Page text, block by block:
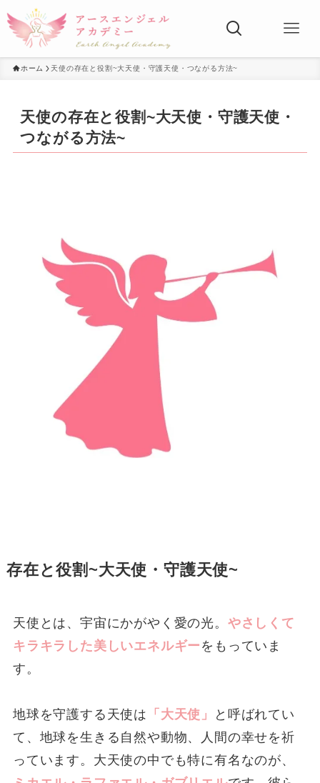
ホーム 天使の存在と役割~大天使・守護天使・つながる方法~
天使の存在と役割~大天使・守護天使・
つながる方法~
存在と役割~大天使・守護天使~
天使とは、宇宙にかがやく愛の光。 やさしくて
キラキラした美しいエネルギー をもっていま
す。
地球を守護する天使は 「大天使」
と呼ばれてい
て、地球を生きる自然や動物、人間の幸せを祈
っています。大天使の中でも特に有名なのが、